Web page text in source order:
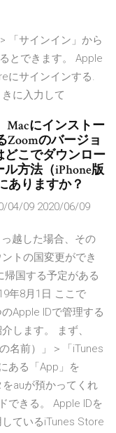
「サインイン」から
とできます。 Apple
にサインインする.
に入力して
Macにインストー
Zoomのバージョ
どこでダウンロー
方法（iPhone版
ありますか？
04/09 2020/06/09
越した場合、その
トの国変更ができ
帰国する予定がある
年8月1日 ここで
Apple IDで管理する
します。 まず、
名前）」＞「iTunes
ある「App」を
auが預かってくれ
できる。 Apple IDを
ているiTunes Store